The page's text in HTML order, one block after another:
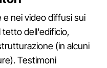
nei video diffusi sui
dell'edificio,
(in alcuni
Testimoni